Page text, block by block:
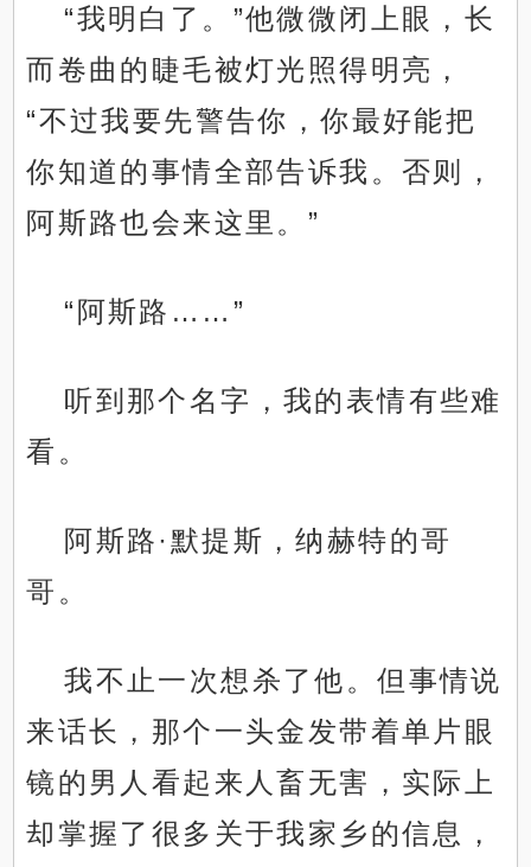
“我明白了。”他微微闭上眼，长
而卷曲的睫毛被灯光照得明亮，
“不过我要先警告你，你最好能把
你知道的事情全部告诉我。否则，
阿斯路也会来这里。”
“阿斯路……”
听到那个名字，我的表情有些难
看。
阿斯路·默提斯，纳赫特的哥
哥。
我不止一次想杀了他。但事情说
来话长，那个一头金发带着单片眼
镜的男人看起来人畜无害，实际上
却掌握了很多关于我家乡的信息，